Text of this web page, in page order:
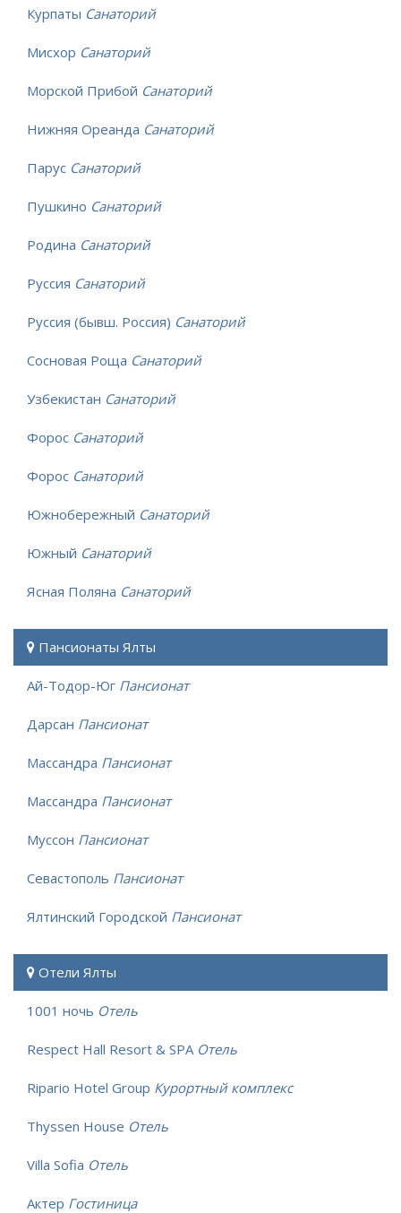
Курпаты Санаторий
Мисхор Санаторий
Морской Прибой Санаторий
Нижняя Ореанда Санаторий
Парус Санаторий
Пушкино Санаторий
Родина Санаторий
Руссия Санаторий
Руссия (бывш. Россия) Санаторий
Сосновая Роща Санаторий
Узбекистан Санаторий
Форос Санаторий
Форос Санаторий
Южнобережный Санаторий
Южный Санаторий
Ясная Поляна Санаторий
Пансионаты Ялты
Ай-Тодор-Юг Пансионат
Дарсан Пансионат
Массандра Пансионат
Массандра Пансионат
Муссон Пансионат
Севастополь Пансионат
Ялтинский Городской Пансионат
Отели Ялты
1001 ночь Отель
Respect Hall Resort & SPA Отель
Ripario Hotel Group Курортный комплекс
Thyssen House Отель
Villa Sofia Отель
Актер Гостиница